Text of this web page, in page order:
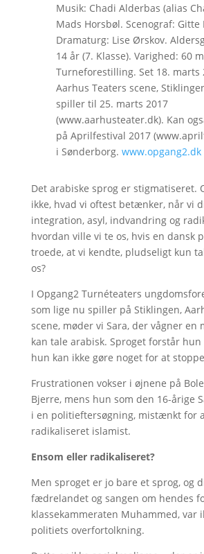
Musik: Chadi Alderbas (alias
Mads Horsbøl. Scenograf: Gitte
Dramaturg: Lise Ørskov.
14 år (7. Klasse). Varighed: 60
Turneforestilling. Set 18. marts
Aarhus Teaters scene,
spiller til 25. marts 2017
(www.aarhusteater.dk). Kan
på Aprilfestival 2017
i Sønderborg. www.opgang2.dk
Det arabiske sprog er stigmatiseret.
ikke, hvad vi oftest betænker, når vi
integration, asyl, indvandring og
hvordan ville vi te os, hvis en dansk
troede, at vi kendte, pludseligt kun
os?
I Opgang2 Turnéteaters
som lige nu spiller på Stiklingen,
scene, møder vi Sara, der vågner en
kan tale arabisk. Sproget forstår hun
hun kan ikke gøre noget for at
Frustrationen vokser i øjnene på
Bjerre, mens hun som den 16-årige
i en politieftersøgning, mistænkt for
radikaliseret islamist.
Ensom eller radikaliseret?
Men sproget er jo bare et sprog, og
fædrelandet og sangen om hendes
klassekammeraten Muhammed, var
politiets overfortolkning.